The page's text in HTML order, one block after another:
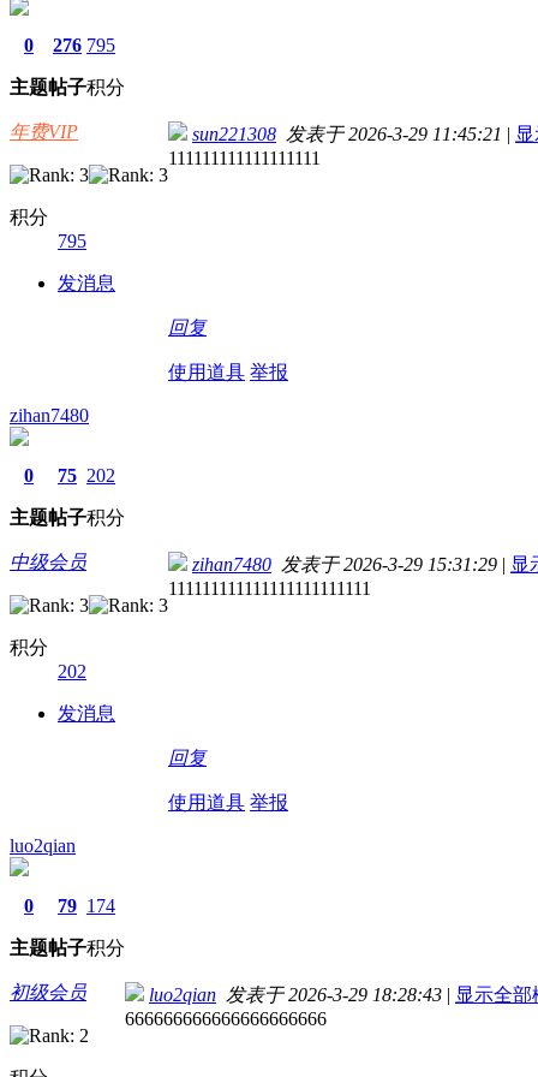
0
主题
276
帖子
795
积分
年费VIP
积分
795
发消息
sun221308 发表于 2026-3-29 11:45:21 |
111111111111111111
回复
使用道具 举报
zihan7480
0
主题
75
帖子
202
积分
中级会员
积分
202
发消息
zihan7480 发表于 2026-3-29 15:31:29 | 显
111111111111111111111111
回复
使用道具 举报
luo2qian
0
主题
79
帖子
174
积分
初级会员 luo2qian 发表于 2026-3-29 18:28:43 | 显示全部
666666666666666666666